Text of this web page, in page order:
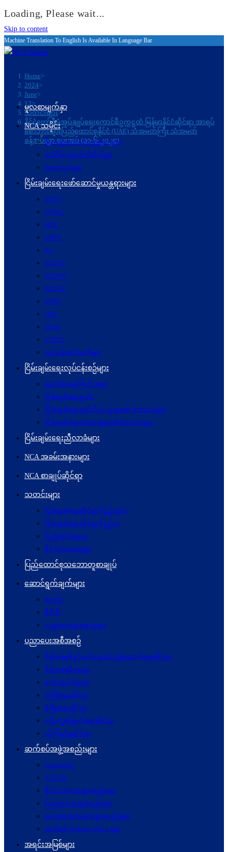
Loading, Please wait...
Skip to content
Machine Translation To English Is Available In Language Bar
Home>
2024>
June>
12>
သတင်းများ>
နိုင်ငံတော်စီမံအုပ်ချုပ်ရေးကောင်စီဥက္ကဋ္ဌထံ မြန်မာနိုင်ငံဆိုင်ရာ အာရပ်
စော်ဘွားများပြည်ထောင်စုနိုင်ငံ (UAE) သံအမတ်ကြီး သံအမတ်
ခန့်အပ်လွှာ ပေးအပ် (၁၁-၆-၂၀၂၄)
မူလစာမျက်နှာ
NCA သမိုင်း
ဦးတည်ချက်နှင့်ရည်ရွယ်ချက်
အထိမ်းအမှတ်တံဆိပ်များ
ဆောင်ပုဒ်များ
ငြိမ်းချမ်းရေးဖော်‌ဆောင်မှုယန္တရားများ
UPCC
UPWC
MPC
NRPC
PC
NSPCC
NSPWC
NSPNC
NSPC
JMC
JICM
UPDJC
လုပ်ငန်းကော်မတီများ
ငြိမ်းချမ်းရေးလုပ်ငန်းစဉ်များ
နောက်ခံအကြောင်းအရာ
ငြိမ်းချမ်းရေးမူဝါဒ
ငြိမ်းချမ်းရေးတွင်ပါဝင်သူများ၏ စကားသံများ
ငြိမ်းချမ်းရေးအစုအဖွဲ့များ၏စကားသံများ
ငြိမ်းချမ်းရေးညီလာခံများ
NCA အခမ်းအနားများ
NCA စာချုပ်ဆိုင်ရာ
သတင်းများ
ငြိမ်းချမ်းရေးဆိုင်ရာ(ပြည်တွင်း)
ငြိမ်းချမ်းရေးဆိုင်ရာ(ပြည်ပ)
ပြည်တွင်းရေးရာ
နိုင်ငံတကာရေးရာ
ပြည်ထောင်စုသဘောတူစာချုပ်
ဆောင်ရွက်ချက်များ
ဓာတ်ပုံ
ဗွီဒီယို
ပညာပေးဆွေးနွေးမှုများ
ပညာပေးအစီအစဉ်
ဒီမိုကရေစီနှင့်ဖက်ဒရယ်တည်ဆောက်ရေးဆိုင်ရာ
ဒီမိုကရေစီရေးရာ
ဖက်ဒရယ်ရေးရာ
လုံခြုံရေးဆိုင်ရာ
ဖွံဖြိုးရေးဆိုင်ရာ
ပဋိပက္ခ‌ဖြေရှင်းရေးဆိုင်ရာ
ယုံကြည်မှုဆိုင်ရာ
ဆက်စပ်အဖွဲ့အစည်းများ
ကုလသမဂ္ဂ
ASEAN
နိုင်ငံတကာအဖွဲ့အစည်းများ
ပြည်တွင်းအဖွဲ့အစည်းများ
စေတနာ့ဝန်ထမ်းအဖွဲ့အစည်းများ
ဆက်စပ် Website URLs များ
အရင်းအမြစ်များ